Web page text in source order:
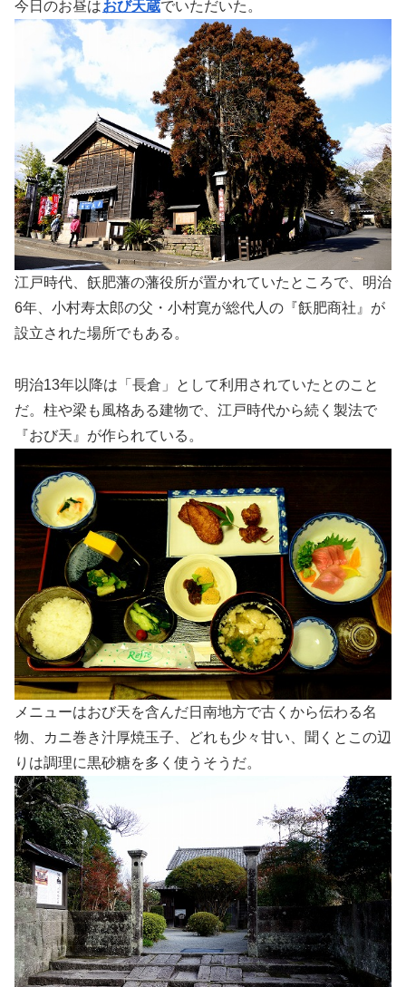
今日のお昼はおび天蔵でいただいた。
江戸時代、飫肥藩の藩役所が置かれていたところで、明治
6年、小村寿太郎の父・小村寛が総代人の『飫肥商社』が
設立された場所でもある。
明治13年以降は「長倉」として利用されていたとのこと
だ。柱や梁も風格ある建物で、江戸時代から続く製法で
『おび天』が作られている。
メニューはおび天を含んだ日南地方で古くから伝わる名
物、カニ巻き汁厚焼玉子、どれも少々甘い、聞くとこの辺
りは調理に黒砂糖を多く使うそうだ。